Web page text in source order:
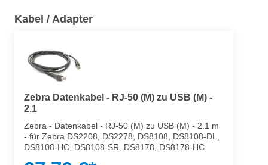
Kabel / Adapter
Zebra Datenkabel - RJ-50 (M) zu USB (M) -
2.1
Zebra - Datenkabel - RJ-50 (M) zu USB (M) - 2.1 m
- für Zebra DS2208, DS2278, DS8108, DS8108-DL,
DS8108-HC, DS8108-SR, DS8178, DS8178-HC